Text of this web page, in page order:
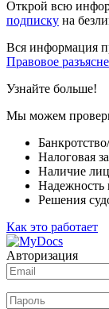
Открой всю
подписку на
Вся информация
Правовое
Узнайте больше!
Мы можем
Налоговая
Наличие
Надежность
Решения
Как это работает
Авторизация